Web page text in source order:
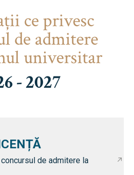
ce privesc
de admitere
universitar
- 2027
de admitere la